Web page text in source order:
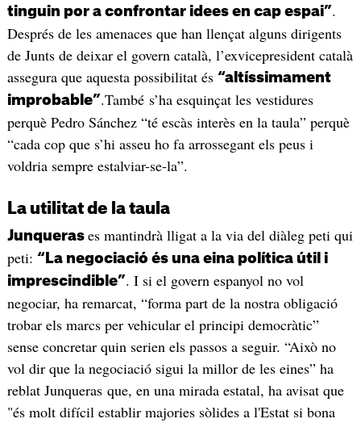
tinguin por a confrontar idees en cap espai”.
Després de les amenaces que han llençat alguns dirigents
de Junts de deixar el govern català, l’exvicepresident català
assegura que aquesta possibilitat és “altíssimament
improbable”.També s’ha esquinçat les vestidures
perquè Pedro Sánchez “té escàs interès en la taula” perquè
“cada cop que s’hi asseu ho fa arrossegant els peus i
voldria sempre estalviar-se-la”.
La utilitat de la taula
Junqueras es mantindrà lligat a la via del diàleg peti qui
peti: “La negociació és una eina política útil i
imprescindible”. I si el govern espanyol no vol
negociar, ha remarcat, “forma part de la nostra obligació
trobar els marcs per vehicular el principi democràtic”
sense concretar quin serien els passos a seguir. “Això no
vol dir que la negociació sigui la millor de les eines” ha
reblat Junqueras que, en una mirada estatal, ha avisat que
"és molt difícil establir majories sòlides a l'Estat si bona